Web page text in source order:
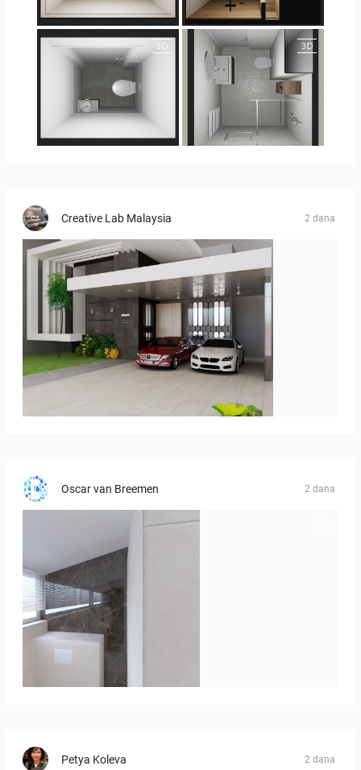
25-5018 bnr. 100 25-5018 bnr. 100
23-030409 bnr. 10
Creative Lab Malaysia 2 dana
Oscar van Breemen 2 dana
Badkamerhuis
Petya Koleva 2 dana